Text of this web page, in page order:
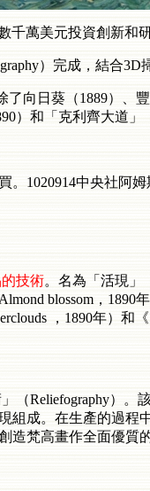
千萬美元投資創新和研
）完成，結合3D
向日葵（1889）、
）和「克利齊大道」
1020914中央社阿
技術。名為「活現」
blossom，1890
，1890年）
Reliefography）。
組成。在生產的過
梵高畫作全面優質